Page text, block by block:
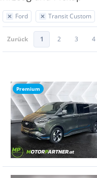
Ford Transit Custom
Zurück 1 2 3 4
Premium